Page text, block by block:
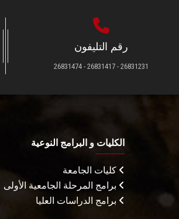
رقم التليفون
26831231 - 26831417 - 26831474
الكليات و البرامج النوعية
كليات الجامعة
برامج المرحلة الجامعية الأولى
برامج الدراسات العليا